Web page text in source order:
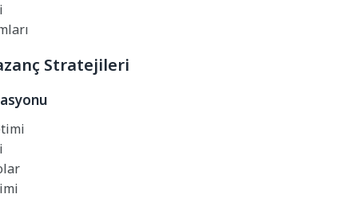
Stratejileri